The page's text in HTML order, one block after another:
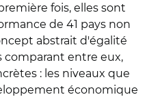
fois, elles sont
de 41 pays non
abstrait d'égalité
comparant entre eux,
: les niveaux que
économique